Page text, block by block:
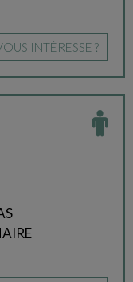
INTÉRESSE ?